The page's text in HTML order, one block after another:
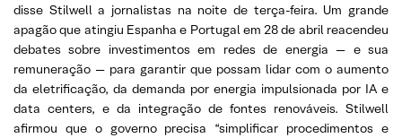
disse Stilwell a jornalistas na noite de terça-feira. Um grande
apagão que atingiu Espanha e Portugal em 28 de abril reacendeu
debates sobre investimentos em redes de energia — e sua
remuneração — para garantir que possam lidar com o aumento
da eletrificação, da demanda por energia impulsionada por IA e
data centers, e da integração de fontes renováveis. Stilwell
afirmou que o governo precisa “simplificar procedimentos e